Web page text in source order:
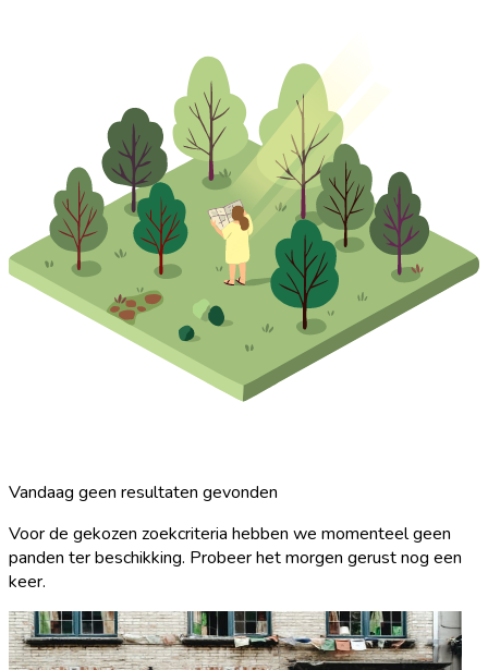
Vandaag geen resultaten gevonden
Voor de gekozen zoekcriteria hebben we momenteel geen
panden ter beschikking. Probeer het morgen gerust nog een
keer.